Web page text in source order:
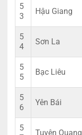
5
3
Hậu Giang
5
4
Sơn La
5
5
Bạc Liêu
5
6
Yên Bái
5
Tuyên Quang